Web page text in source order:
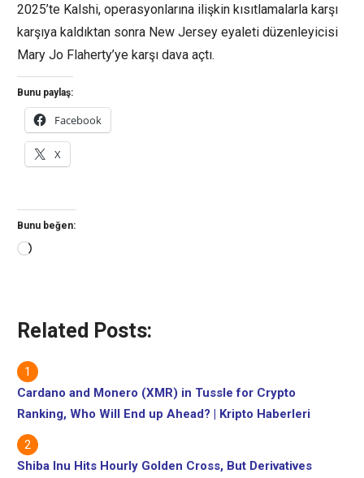
2025’te Kalshi, operasyonlarına ilişkin kısıtlamalarla karşı
karşıya kaldıktan sonra New Jersey eyaleti düzenleyicisi
Mary Jo Flaherty’ye karşı dava açtı.
Bunu paylaş:
Facebook
X
Bunu beğen:
Yükleniyor...
Related Posts:
Cardano and Monero (XMR) in Tussle for Crypto
Ranking, Who Will End up Ahead? | Kripto Haberleri
Shiba Inu Hits Hourly Golden Cross, But Derivatives